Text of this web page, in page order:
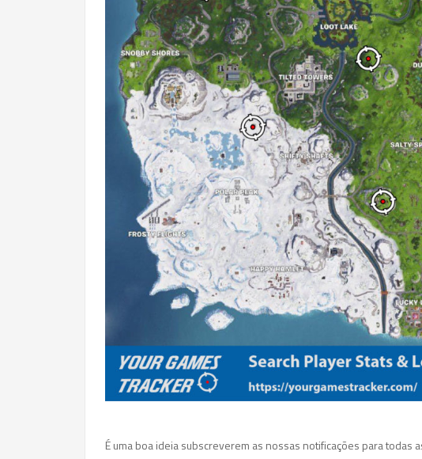
É uma boa ideia subscreverem as nossas notificações para todas